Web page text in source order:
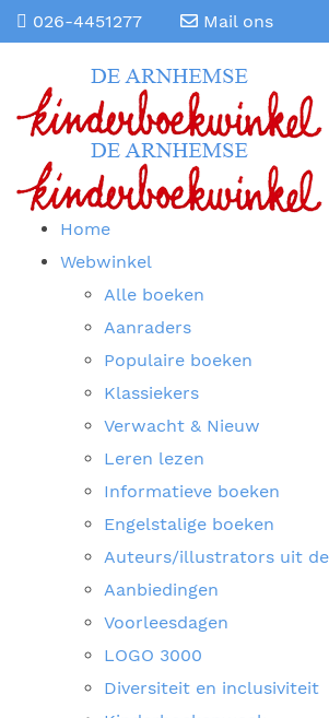
026-4451277 Mail ons
Home
Webwinkel
Alle boeken
Aanraders
Populaire boeken
Klassiekers
Verwacht & Nieuw
Leren lezen
Informatieve boeken
Engelstalige boeken
Auteurs/illustrators uit
Aanbiedingen
Voorleesdagen
LOGO 3000
Diversiteit en inclusiviteit